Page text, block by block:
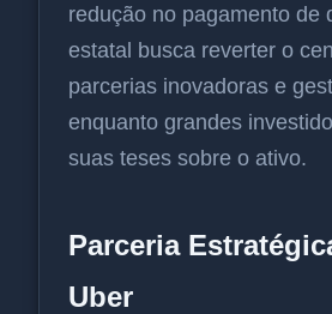
redução no pagamento de
estatal busca reverter o
parcerias inovadoras e
enquanto grandes
suas teses sobre o ativo.
Parceria
Uber